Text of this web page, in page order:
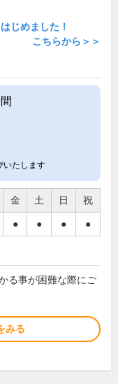
じめました！
こちらから＞＞
いたします
金 土 日 祝
● ● ● ●
る事が困難な際にご
みる